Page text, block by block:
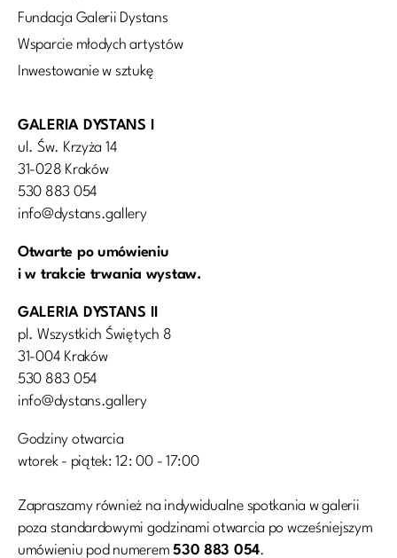
Fundacja Galerii Dystans
Wsparcie młodych artystów
Inwestowanie w sztukę
GALERIA DYSTANS I
ul. Św. Krzyża 14
31-028 Kraków
530 883 054
info@dystans.gallery
Otwarte po umówieniu
i w trakcie trwania wystaw.
GALERIA DYSTANS II
pl. Wszystkich Świętych 8
31-004 Kraków
530 883 054
info@dystans.gallery
Godziny otwarcia
wtorek - piątek: 12: 00 - 17:00
Zapraszamy również na indywidualne spotkania w galerii
poza standardowymi godzinami otwarcia po wcześniejszym
umówieniu pod numerem530 883 054.